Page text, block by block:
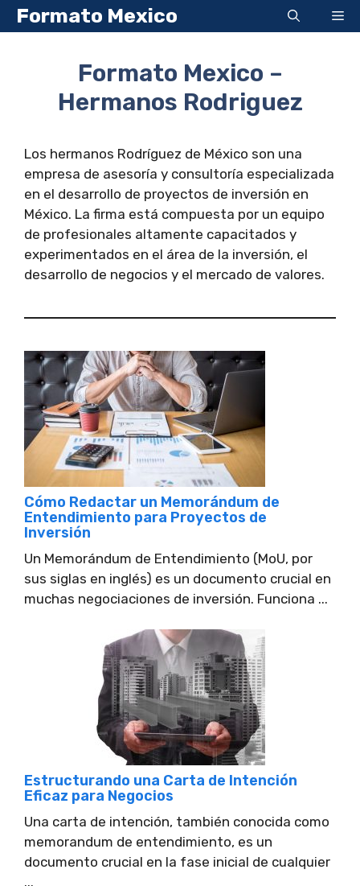
Saltar
al
Formato Mexico
Formato Mexico –
Hermanos Rodriguez
Los hermanos Rodríguez de México son una
empresa de asesoría y consultoría especializada
en el desarrollo de proyectos de inversión en
México. La firma está compuesta por un equipo
de profesionales altamente capacitados y
experimentados en el área de la inversión, el
desarrollo de negocios y el mercado de valores.
Cómo Redactar un Memorándum de
Entendimiento para Proyectos de
Inversión
Un Memorándum de Entendimiento (MoU, por
sus siglas en inglés) es un documento crucial en
muchas negociaciones de inversión. Funciona ...
Estructurando una Carta de Intención
Eficaz para Negocios
Una carta de intención, también conocida como
memorandum de entendimiento, es un
documento crucial en la fase inicial de cualquier
...